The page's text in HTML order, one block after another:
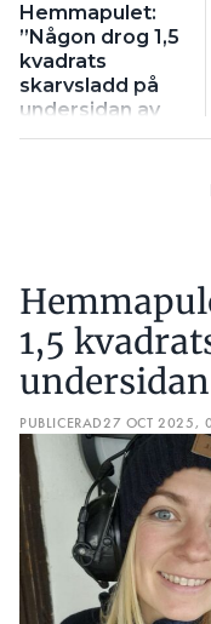
Hemmapulet:
”Någon drog 1,5
kvadrats
skarvsladd på
undersidan av
fasskenan”
1,5
PUBLICERAD27 OCT 2025,